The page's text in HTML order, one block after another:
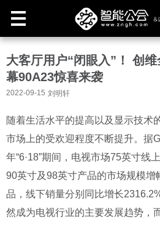
大客厅用户“闭眼入”！ 创
幕90A23惊喜来袭
2022-09-15 刘明轩
随着生活水平的提高以及显示技术
市场上的受欢迎程度不断提升。据
年“6·18”期间，电视市场75英寸线
90英寸及98英寸产品的市场规模增
品，线下销量分别同比增长
然成为电视行业的主要发展趋势，